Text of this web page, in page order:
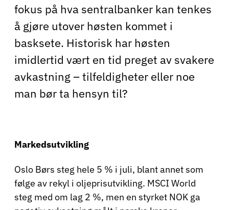
fokus på hva sentralbanker kan tenkes
å gjøre utover høsten kommet i
basksete. Historisk har høsten
imidlertid vært en tid preget av svakere
avkastning – tilfeldigheter eller noe
man bør ta hensyn til?
Markedsutvikling
Oslo Børs steg hele 5 % i juli, blant annet som
følge av rekyl i oljeprisutvikling. MSCI World
steg med om lag 2 %, men en styrket NOK ga